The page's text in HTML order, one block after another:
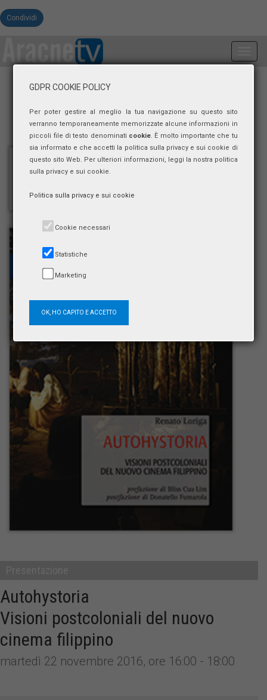
Condividi
Autohystoria
Visioni postcoloniali del nuovo
cinema filippino
martedì 22 novembre 2016, ore 16:00 - 18:00
GDPR COOKIE POLICY
Per poter gestire al meglio la tua navigazione su questo sito
verranno temporaneamente memorizzate alcune informazioni in
piccoli file di testo denominati cookie . È molto importante che tu
sia informato e che accetti la politica sulla privacy e sui cookie di
questo sito Web. Per ulteriori informazioni, leggi la nostra politica
sulla privacy e sui cookie.
Politica sulla privacy e sui cookie
Cookie necessari
Statistiche
Marketing
OK, HO CAPITO E ACCETTO